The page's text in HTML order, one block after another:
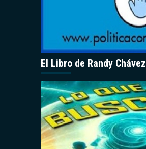
El Libro de Randy Chávez